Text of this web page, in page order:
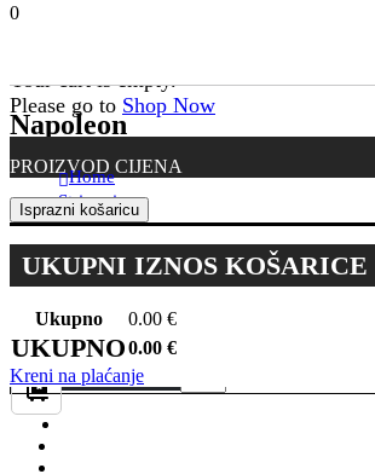
0
Your cart is empty.
Please go to Shop Now
PROIZVOD CIJENA
Isprazni košaricu
UKUPNI IZNOS KOŠARICE
Ukupno 0.00 €
UKUPNO0.00 €
Kreni na plaćanje
Napoleon
Home
Stripovi
Stripovi
Bonelli
Napoleon
FILTER
SORTIRAJ PO:
PRIKAŽI: